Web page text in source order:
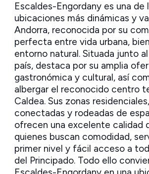
Escaldes-Engordany es una de
ubicaciones más dinámicas y
Andorra, reconocida por su
perfecta entre vida urbana,
entorno natural. Situada junto
país, destaca por su amplia
gastronómica y cultural, así
albergar el reconocido centro
Caldea. Sus zonas
conectadas y rodeadas de
ofrecen una excelente calidad
quienes buscan comodidad,
primer nivel y fácil acceso a
del Principado. Todo ello